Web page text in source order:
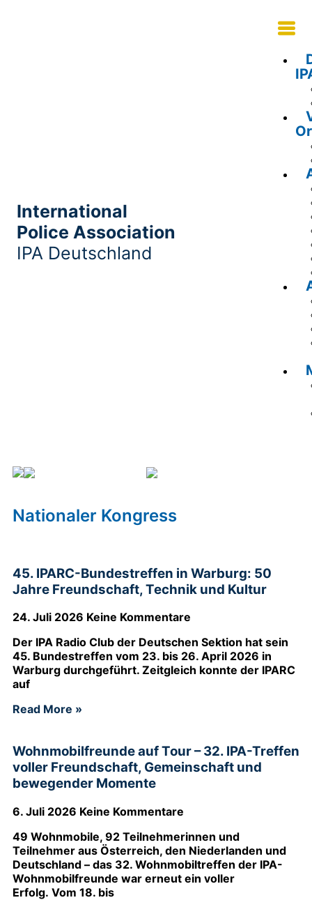
International
Police Association
IPA Deutschland
Nationaler Kongress
45. IPARC-Bundestreffen in Warburg: 50
Jahre Freundschaft, Technik und Kultur
24. Juli 2026 Keine Kommentare
Der IPA Radio Club der Deutschen Sektion hat sein
45. Bundestreffen vom 23. bis 26. April 2026 in
Warburg durchgeführt. Zeitgleich konnte der IPARC
auf
Read More »
Wohnmobilfreunde auf Tour – 32. IPA-Treffen
voller Freundschaft, Gemeinschaft und
bewegender Momente
6. Juli 2026 Keine Kommentare
49 Wohnmobile, 92 Teilnehmerinnen und
Teilnehmer aus Österreich, den Niederlanden und
Deutschland – das 32. Wohnmobiltreffen der IPA-
Wohnmobilfreunde war erneut ein voller
Erfolg. Vom 18. bis